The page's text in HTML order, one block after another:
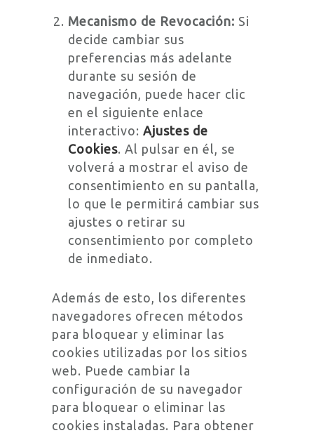
Mecanismo de Revocación: Si
decide cambiar sus
preferencias más adelante
durante su sesión de
navegación, puede hacer clic
en el siguiente enlace
interactivo:Ajustes de
Cookies. Al pulsar en él, se
volverá a mostrar el aviso de
consentimiento en su pantalla,
lo que le permitirá cambiar sus
ajustes o retirar su
consentimiento por completo
de inmediato.
Además de esto, los diferentes
navegadores ofrecen métodos
para bloquear y eliminar las
cookies utilizadas por los sitios
web. Puede cambiar la
configuración de su navegador
para bloquear o eliminar las
cookies instaladas. Para obtener